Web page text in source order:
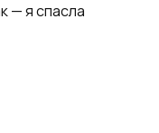
— я спасла